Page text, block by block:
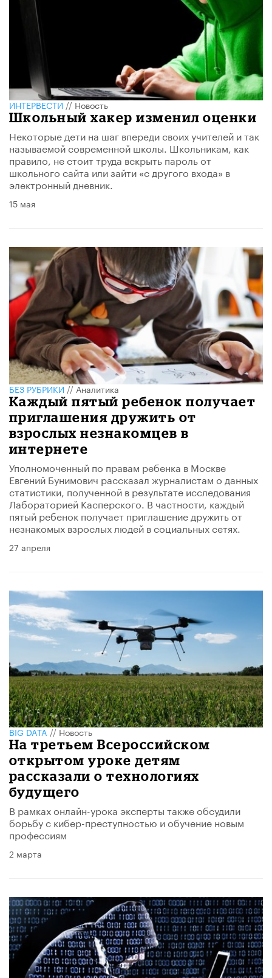
ИНТЕРВЕСТИ//Новость
Школьный хакер изменил оценки
Некоторые дети на шаг впереди своих учителей и так
называемой современной школы. Школьникам, как
правило, не стоит труда вскрыть пароль от
школьного сайта или зайти «с другого входа» в
электронный дневник.
15 мая
БЕЗ РУБРИКИ//Аналитика
Каждый пятый ребенок получает
приглашения дружить от
взрослых незнакомцев в
интернете
Уполномоченный по правам ребенка в Москве
Евгений Бунимович рассказал журналистам о данных
статистики, полученной в результате исследования
Лабораторией Касперского. В частности, каждый
пятый ребенок получает приглашение дружить от
незнакомых взрослых людей в социальных сетях.
27 апреля
BIG DATA//Новость
На третьем Всероссийском
открытом уроке детям
рассказали о технологиях
будущего
В рамках онлайн-урока эксперты также обсудили
борьбу с кибер-преступностью и обучение новым
профессиям
2 марта